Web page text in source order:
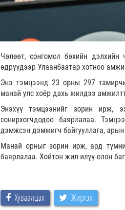
Чөлөөт, сонгомол бөхийн
өдрүүдээр Улаанбаатар хотноо
Энэ тэмцээнд 23 орны 297
манай улс хоёр дахь жилдээ
Энэхүү тэмцээнийг зорин ирж,
сонирхогчдодоо баярлалаа.
дэмжсэн дэмжигч байгууллага, арын
Манай орныг зорин ирж, ард
баярлалаа. Хойтон жил илүү олон
Хуваалцах Жиргэх